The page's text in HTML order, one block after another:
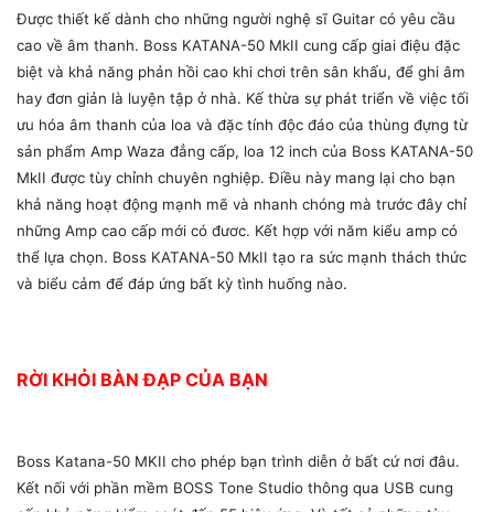
Được thiết kế dành cho những người nghệ sĩ Guitar có yêu cầu
cao về âm thanh. Boss KATANA-50 MkII cung cấp giai điệu đặc
biệt và khả năng phản hồi cao khi chơi trên sân khấu, để ghi âm
hay đơn giản là luyện tập ở nhà. Kế thừa sự phát triển về việc tối
ưu hóa âm thanh của loa và đặc tính độc đáo của thùng đựng từ
sản phẩm Amp Waza đẳng cấp, loa 12 inch của Boss KATANA-50
MkII được tùy chỉnh chuyên nghiệp. Điều này mang lại cho bạn
khả năng hoạt động mạnh mẽ và nhanh chóng mà trước đây chỉ
những Amp cao cấp mới có đươc. Kết hợp với năm kiểu amp có
thể lựa chọn. Boss KATANA-50 MkII tạo ra sức mạnh thách thức
và biểu cảm để đáp ứng bất kỳ tình huống nào.
RỜI KHỎI BÀN ĐẠP CỦA BẠN
Boss Katana-50 MKII cho phép bạn trình diễn ở bất cứ nơi đâu.
Kết nối với phần mềm BOSS Tone Studio thông qua USB cung